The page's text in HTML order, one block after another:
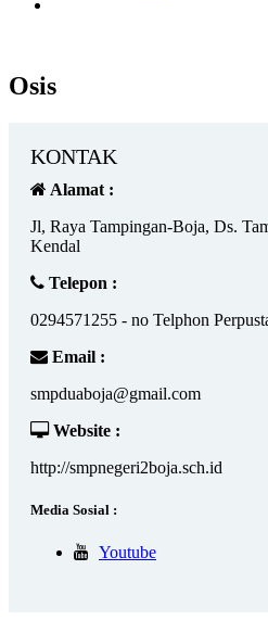
Osis
KONTAK
Alamat :
Jl, Raya Tampingan-Boja, Ds.
Kendal
Telepon :
0294571255 - no Telphon
Email :
smpduaboja@gmail.com
Website :
http://smpnegeri2boja.sch.id
Media Sosial :
Youtube